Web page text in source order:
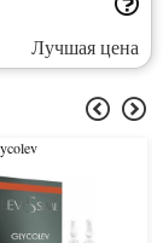
Лучшая цена